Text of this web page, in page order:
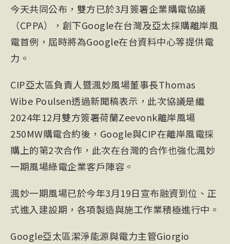
今天共同公布，雙方已於3月簽署企業購電協議
（CPPA），創下Google在台灣及亞太採購離岸風
電首例，屆時將為Google在台資料中心等提供電
力。
CIP亞太區負責人暨渢妙風場董事長Thomas
Wibe Poulsen透過新聞稿表示，此次協議是繼
2024年12月雙方簽署荷蘭Zeevonk離岸風場
250MW購電合約後，Google與CIP在離岸風電採
購上的第2次合作，此次在台灣的合作也強化渢妙
一期風場綠電企業客戶陣容。
渢妙一期風場已於今年3月19日宣布融資到位、正
式進入建設期，各項製造與施工作業積極進行中。
Google亞太區潔淨能源與電力主管Giorgio